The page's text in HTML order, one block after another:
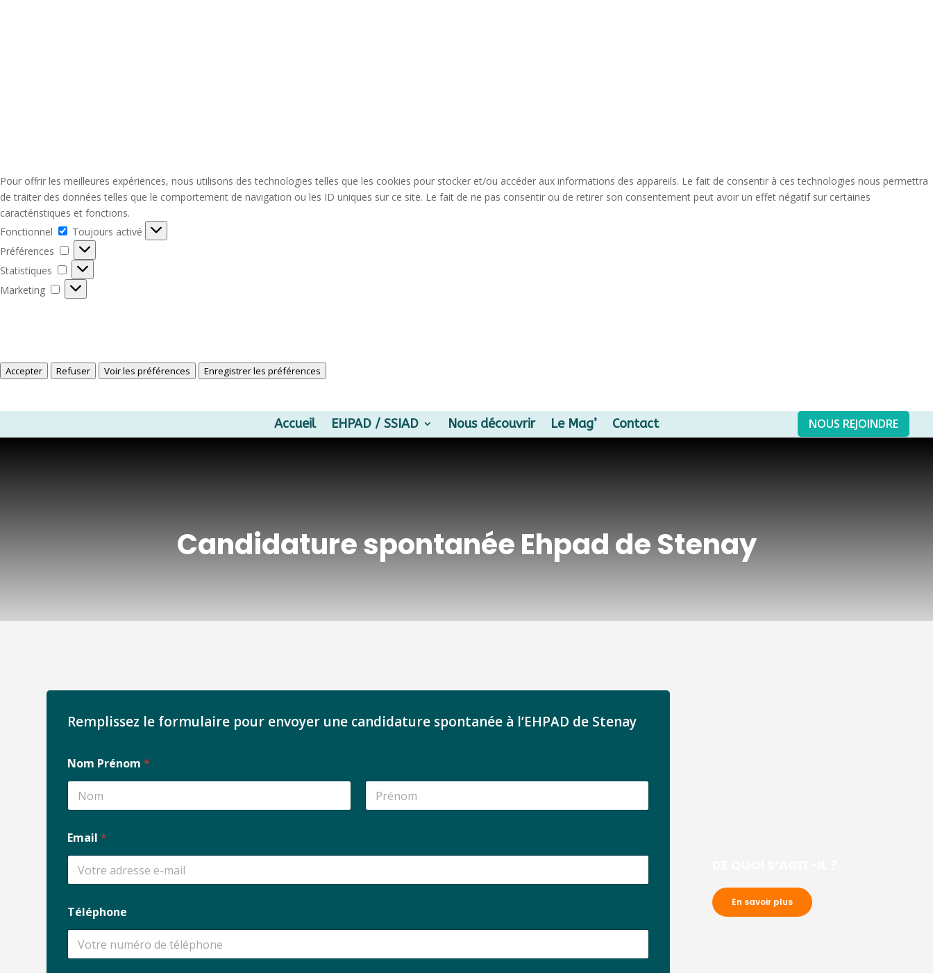
Pour offrir les meilleures expériences, nous utilisons des technologies telles que les cookies pour stocker et/ou accéder aux informations des appareils. Le fait de consentir à ces technologies nous permettra
de traiter des données telles que le comportement de navigation ou les ID uniques sur ce site. Le fait de ne pas consentir ou de retirer son consentement peut avoir un effet négatif sur certaines
caractéristiques et fonctions.
Fonctionnel
Fonctionnel
Toujours activé
Préférences
Préférences
Statistiques
Statistiques
Marketing
Marketing
Accepter Refuser Voir les préférences Enregistrer les préférences
Accueil EHPAD / SSIAD Nous découvrir Le Mag’ Contact NOUS REJOINDRE
Candidature spontanée Ehpad de Stenay
Remplissez le formulaire pour envoyer une candidature spontanée à l’EHPAD de Stenay
Nom Prénom*
Email*
Téléphone
En savoir plus